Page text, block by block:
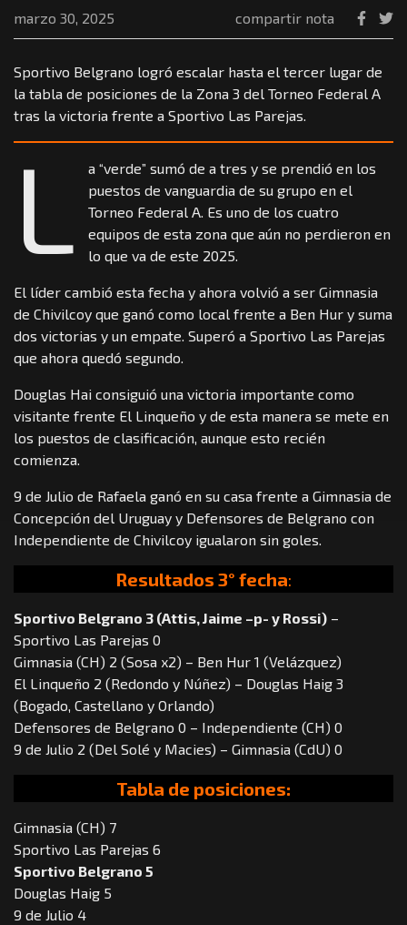
marzo 30, 2025 compartir nota
Sportivo Belgrano logró escalar hasta el tercer lugar de
la tabla de posiciones de la Zona 3 del Torneo Federal A
tras la victoria frente a Sportivo Las Parejas.
L
a “verde” sumó de a tres y se prendió en los
puestos de vanguardia de su grupo en el
Torneo Federal A. Es uno de los cuatro
equipos de esta zona que aún no perdieron en
lo que va de este 2025.
El líder cambió esta fecha y ahora volvió a ser Gimnasia
de Chivilcoy que ganó como local frente a Ben Hur y suma
dos victorias y un empate. Superó a Sportivo Las Parejas
que ahora quedó segundo.
Douglas Hai consiguió una victoria importante como
visitante frente El Linqueño y de esta manera se mete en
los puestos de clasificación, aunque esto recién
comienza.
9 de Julio de Rafaela ganó en su casa frente a Gimnasia de
Concepción del Uruguay y Defensores de Belgrano con
Independiente de Chivilcoy igualaron sin goles.
Resultados 3° fecha:
Sportivo Belgrano 3 (Attis, Jaime –p- y Rossi) –
Sportivo Las Parejas 0
Gimnasia (CH) 2 (Sosa x2) – Ben Hur 1 (Velázquez)
El Linqueño 2 (Redondo y Núñez) – Douglas Haig 3
(Bogado, Castellano y Orlando)
Defensores de Belgrano 0 – Independiente (CH) 0
9 de Julio 2 (Del Solé y Macies) – Gimnasia (CdU) 0
Tabla de posiciones:
Gimnasia (CH) 7
Sportivo Las Parejas 6
Sportivo Belgrano 5
Douglas Haig 5
9 de Julio 4